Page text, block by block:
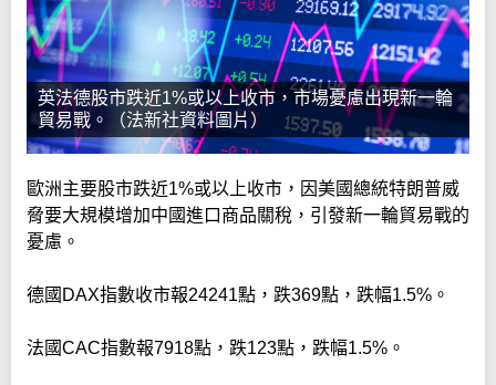
英法德股市跌近1%或以上收市，市場憂慮出現新一輪
貿易戰。（法新社資料圖片）
歐洲主要股市跌近1%或以上收市，因美國總統特朗普威
脅要大規模增加中國進口商品關稅，引發新一輪貿易戰的
憂慮。
德國DAX指數收市報24241點，跌369點，跌幅1.5%。
法國CAC指數報7918點，跌123點，跌幅1.5%。